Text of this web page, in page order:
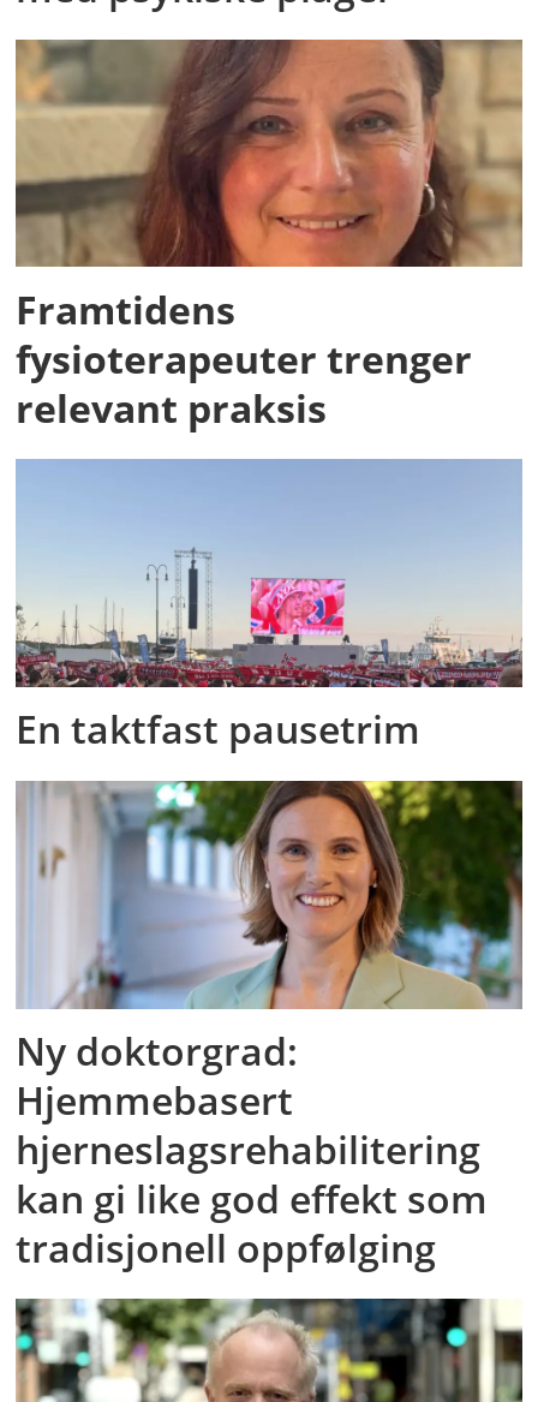
Framtidens
fysioterapeuter trenger
relevant praksis
En taktfast pausetrim
Ny doktorgrad:
Hjemmebasert
hjerneslagsrehabilitering
kan gi like god effekt som
tradisjonell oppfølging